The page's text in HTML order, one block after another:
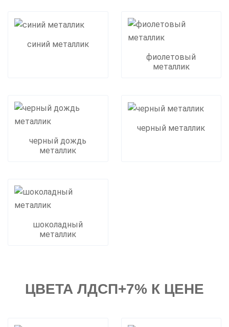
синий металлик
фиолетовый
металлик
черный дождь
металлик
черный металлик
шоколадный
металлик
ЦВЕТА ЛДСП+7% К ЦЕНЕ